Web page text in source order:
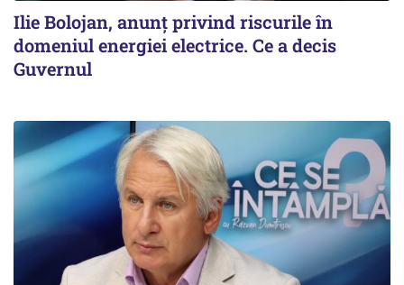
Ilie Bolojan, anunț privind riscurile în
domeniul energiei electrice. Ce a decis
Guvernul